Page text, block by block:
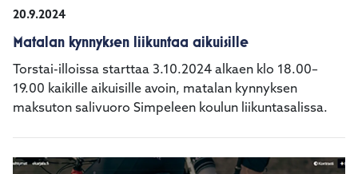
20.9.2024
Matalan kynnyksen liikuntaa aikuisille
Torstai-illoissa starttaa 3.10.2024 alkaen klo 18.00–
19.00 kaikille aikuisille avoin, matalan kynnyksen
maksuton salivuoro Simpeleen koulun liikuntasalissa.